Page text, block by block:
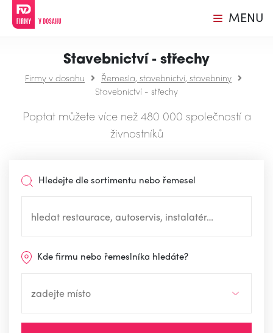
MENU
Stavebnictví - střechy
Firmy v dosahu
Řemesla, stavebnictví, stavebniny
Stavebnictví - střechy
Poptat můžete více než 480 000 společností a
živnostníků
Hledejte dle sortimentu nebo řemesel
Kde firmu nebo řemeslníka hledáte?